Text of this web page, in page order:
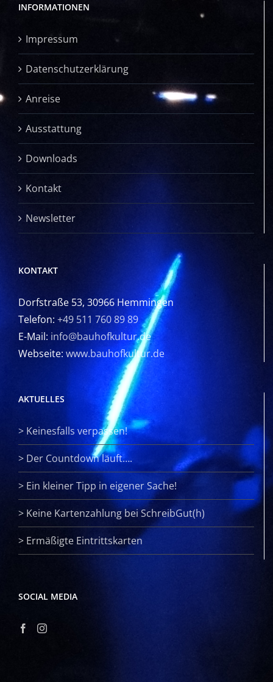
INFORMATIONEN
Impressum
Datenschutzerklärung
Anreise
Ausstattung
Downloads
Kontakt
Newsletter
KONTAKT
Dorfstraße 53, 30966 Hemmingen
Telefon: +49 511 760 89 89
E-Mail: info@bauhofkultur.de
Webseite: www.bauhofkultur.de
AKTUELLES
> Keinesfalls verpassen!
> Der Countdown läuft….
> Ein kleiner Tipp in eigener Sache!
> Keine Kartenzahlung bei SchreibGut(h)
> Ermäßigte Eintrittskarten
SOCIAL MEDIA